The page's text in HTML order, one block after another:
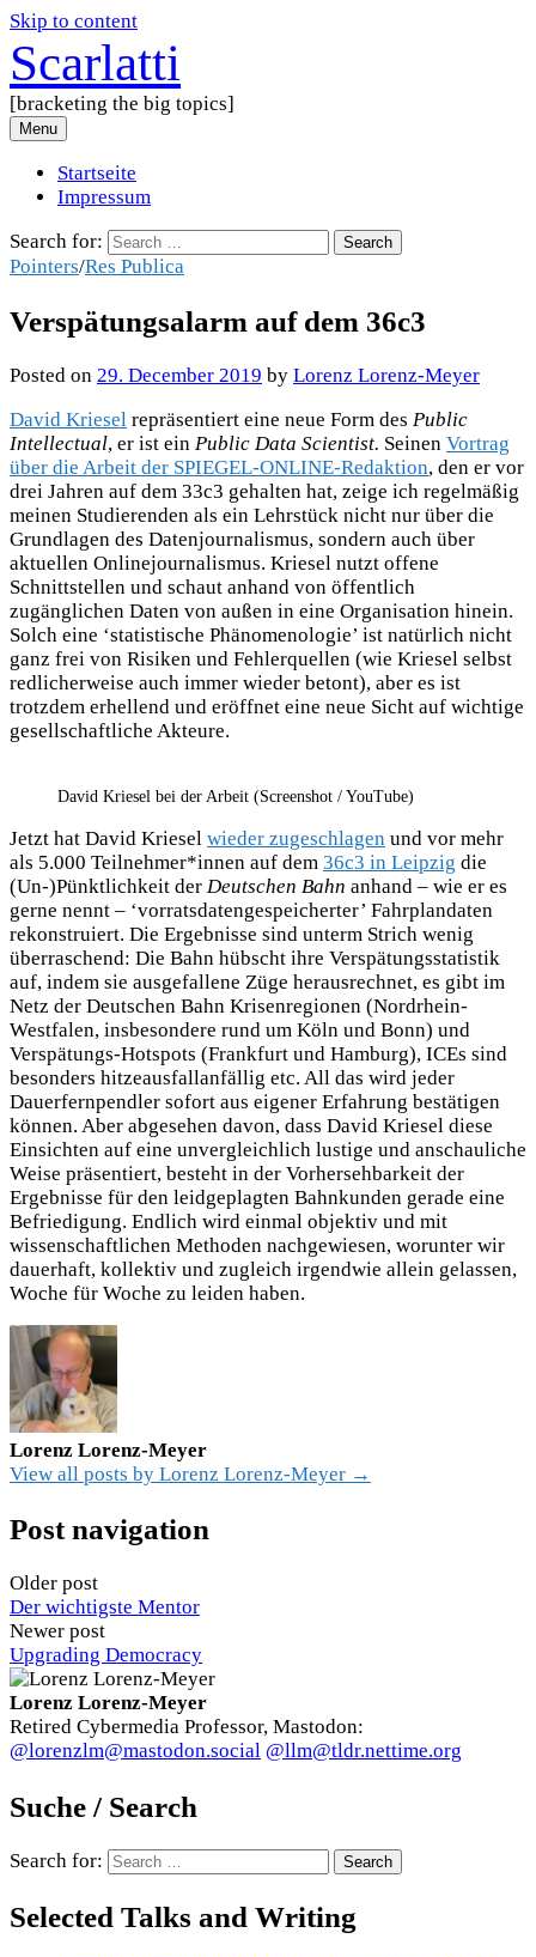
Skip to content
Scarlatti
[bracketing the big topics]
Menu
Startseite
Impressum
Search for:
Pointers/Res Publica
Verspätungsalarm auf dem 36c3
Posted on 29. December 2019 by Lorenz Lorenz-Meyer
David Kriesel repräsentiert eine neue Form des Public
Intellectual, er ist ein Public Data Scientist. Seinen Vortrag
über die Arbeit der SPIEGEL-ONLINE-Redaktion, den er vor
drei Jahren auf dem 33c3 gehalten hat, zeige ich regelmäßig
meinen Studierenden als ein Lehrstück nicht nur über die
Grundlagen des Datenjournalismus, sondern auch über
aktuellen Onlinejournalismus. Kriesel nutzt offene
Schnittstellen und schaut anhand von öffentlich
zugänglichen Daten von außen in eine Organisation hinein.
Solch eine ‘statistische Phänomenologie’ ist natürlich nicht
ganz frei von Risiken und Fehlerquellen (wie Kriesel selbst
redlicherweise auch immer wieder betont), aber es ist
trotzdem erhellend und eröffnet eine neue Sicht auf wichtige
gesellschaftliche Akteure.
David Kriesel bei der Arbeit (Screenshot / YouTube)
Jetzt hat David Kriesel wieder zugeschlagen und vor mehr
als 5.000 Teilnehmer*innen auf dem 36c3 in Leipzig die
(Un-)Pünktlichkeit der Deutschen Bahn anhand – wie er es
gerne nennt – ‘vorratsdatengespeicherter’ Fahrplandaten
rekonstruiert. Die Ergebnisse sind unterm Strich wenig
überraschend: Die Bahn hübscht ihre Verspätungsstatistik
auf, indem sie ausgefallene Züge herausrechnet, es gibt im
Netz der Deutschen Bahn Krisenregionen (Nordrhein-
Westfalen, insbesondere rund um Köln und Bonn) und
Verspätungs-Hotspots (Frankfurt und Hamburg), ICEs sind
besonders hitzeausfallanfällig etc. All das wird jeder
Dauerfernpendler sofort aus eigener Erfahrung bestätigen
können. Aber abgesehen davon, dass David Kriesel diese
Einsichten auf eine unvergleichlich lustige und anschauliche
Weise präsentiert, besteht in der Vorhersehbarkeit der
Ergebnisse für den leidgeplagten Bahnkunden gerade eine
Befriedigung. Endlich wird einmal objektiv und mit
wissenschaftlichen Methoden nachgewiesen, worunter wir
dauerhaft, kollektiv und zugleich irgendwie allein gelassen,
Woche für Woche zu leiden haben.
Lorenz Lorenz-Meyer
View all posts by Lorenz Lorenz-Meyer →
Post navigation
Older post
Der wichtigste Mentor
Newer post
Upgrading Democracy
Lorenz Lorenz-Meyer
Retired Cybermedia Professor, Mastodon:
@lorenzlm@mastodon.social @llm@tldr.nettime.org
Suche / Search
Search for:
Selected Talks and Writing